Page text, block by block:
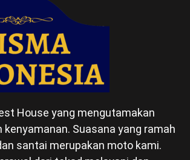
House yang mengutamakan
kenyamanan. Suasana yang ramah
santai merupakan moto kami.